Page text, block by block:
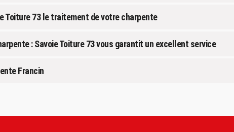
Toiture 73 le traitement de votre charpente
: Savoie Toiture 73 vous garantit un excellent service
Francin